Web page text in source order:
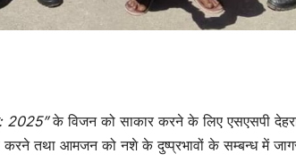
2025”के विजन को साकार करने के लिए एसएसपी
करने तथा आमजन को नशे के दुष्प्रभावों के सम्बन्ध में